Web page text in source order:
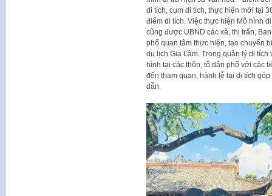
di tích, cụm di tích, thực hiện mới tại
điểm di tích. Việc thực hiện Mô hình
cũng được UBND các xã, thị trấn,
phố quan tâm thực hiện, tạo chuyển
du lịch Gia Lâm. Trong quản lý di
hình tại các thôn, tổ dân phố với các
đến tham quan, hành lễ tại di tích
dẫn.